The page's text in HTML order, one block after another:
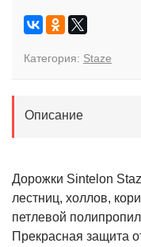
Категория: Staze
Описание
Дорожки Sintelon
лестниц, холлов,
петлевой
Прекрасная защита